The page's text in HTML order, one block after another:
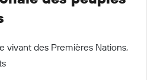
vivant des Premières Nations,